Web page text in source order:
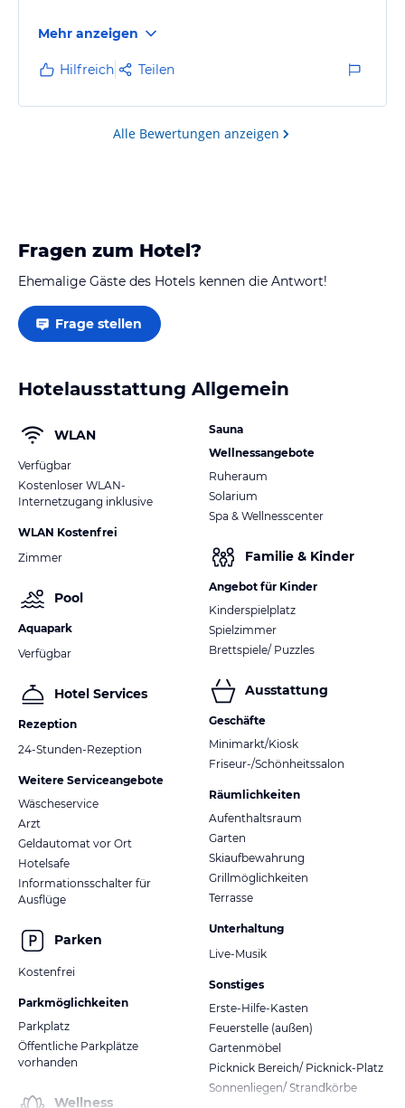
Mehr anzeigen
Hilfreich Teilen
Alle Bewertungen anzeigen
Fragen zum Hotel?
Ehemalige Gäste des Hotels kennen die Antwort!
Frage stellen
Hotelausstattung Allgemein
WLAN
Verfügbar
Kostenloser WLAN-
Internetzugang inklusive
WLAN Kostenfrei
Zimmer
Pool
Aquapark
Verfügbar
Hotel Services
Rezeption
24-Stunden-Rezeption
Weitere Serviceangebote
Wäscheservice
Arzt
Geldautomat vor Ort
Hotelsafe
Informationsschalter für
Ausflüge
Parken
Kostenfrei
Parkmöglichkeiten
Parkplatz
Öffentliche Parkplätze
vorhanden
Wellness
Sauna
Wellnessangebote
Ruheraum
Solarium
Spa & Wellnesscenter
Familie & Kinder
Angebot für Kinder
Kinderspielplatz
Spielzimmer
Brettspiele/ Puzzles
Ausstattung
Geschäfte
Minimarkt/Kiosk
Friseur-/Schönheitssalon
Räumlichkeiten
Aufenthaltsraum
Garten
Skiaufbewahrung
Grillmöglichkeiten
Terrasse
Unterhaltung
Live-Musik
Sonstiges
Erste-Hilfe-Kasten
Feuerstelle (außen)
Gartenmöbel
Picknick Bereich/ Picknick-Platz
Sonnenliegen/ Strandkörbe